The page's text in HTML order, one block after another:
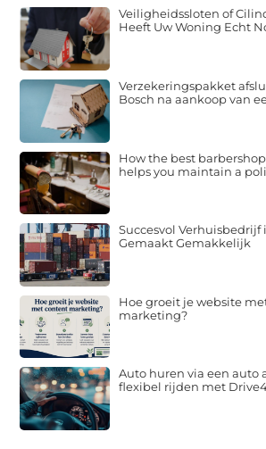
Veiligheidssloten of
Heeft Uw Woning Echt
Verzekeringspakket
Bosch na aankoop van
How the best
helps you maintain a
Succesvol
Gemaakt Gemakkelijk
Hoe groeit je website
marketing?
Auto huren via een auto
flexibel rijden met